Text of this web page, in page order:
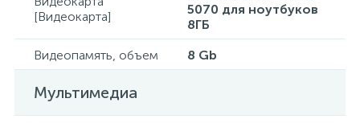
[Видеокарта]
5070 для ноутбуков
8ГБ
Видеопамять, объем
8 Gb
Мультимедиа